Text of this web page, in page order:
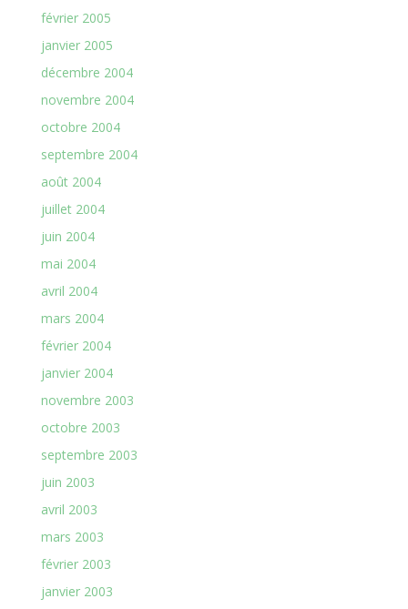
février 2005
janvier 2005
décembre 2004
novembre 2004
octobre 2004
septembre 2004
août 2004
juillet 2004
juin 2004
mai 2004
avril 2004
mars 2004
février 2004
janvier 2004
novembre 2003
octobre 2003
septembre 2003
juin 2003
avril 2003
mars 2003
février 2003
janvier 2003